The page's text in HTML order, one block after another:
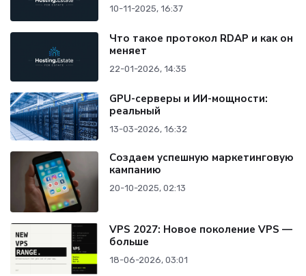
10-11-2025, 16:37
Что такое протокол RDAP и как он
меняет
22-01-2026, 14:35
GPU-серверы и ИИ-мощности:
реальный
13-03-2026, 16:32
Создаем успешную маркетинговую
кампанию
20-10-2025, 02:13
VPS 2027: Новое поколение VPS —
больше
18-06-2026, 03:01